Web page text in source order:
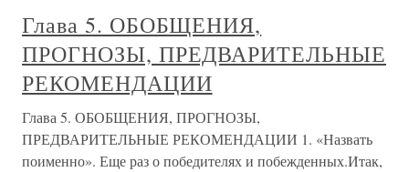
Глава 5. ОБОБЩЕНИЯ,
ПРОГНОЗЫ, ПРЕДВАРИТЕЛЬНЫЕ
РЕКОМЕНДАЦИИ
Глава 5. ОБОБЩЕНИЯ, ПРОГНОЗЫ,
ПРЕДВАРИТЕЛЬНЫЕ РЕКОМЕНДАЦИИ 1. «Назвать
поименно». Еще раз о победителях и побежденных.Итак,